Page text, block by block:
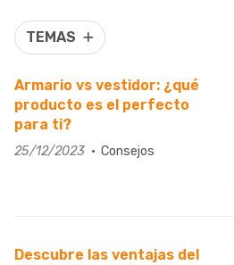
TEMAS
Armario vs vestidor: ¿qué
producto es el perfecto
para ti?
25/12/2023 Consejos
Descubre las ventajas del